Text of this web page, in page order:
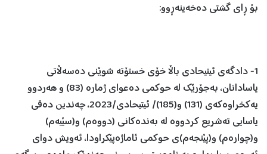
بۆ ڕای گشتی دەخەینەڕوو:
1- دادگەی ئیتیحادی باڵا خۆی خستۆتە شوێنی دەسەڵاتی
یاسادانان، بەجۆرێك لە حوكمی دەعوای ژمارە (83) و هەردوو
یەكخراوەكەی (131) و(185)/ ئیتیحادی/2023، چەندین دەقی
یاسایی تەشریع كردووە لە بەندەكانی (دووەم) و(سێیەم)
و(چوارەم) و(پێنجەم)ی حوكمی ئاماژەپێكراودا، ئەویش دوای